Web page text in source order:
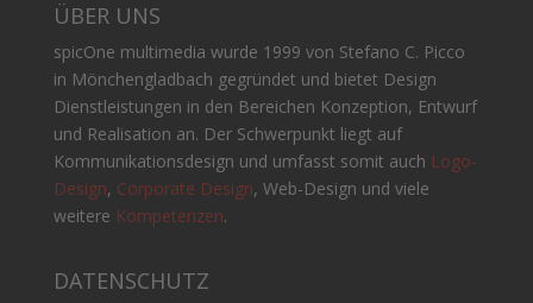
ÜBER UNS
spicOne multimedia wurde 1999 von Stefano C. Picco
in Mönchengladbach gegründet und bietet Design
Dienstleistungen in den Bereichen Konzeption, Entwurf
und Realisation an. Der Schwerpunkt liegt auf
Kommunikationsdesign und umfasst somit auch Logo-
Design, Corporate Design, Web-Design und viele
weitere Kompetenzen.
DATENSCHUTZ